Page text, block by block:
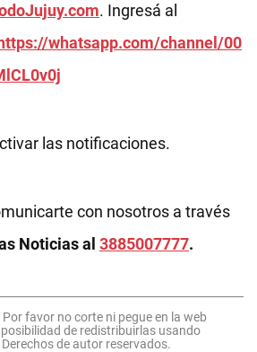
. Ingresá al
https://whatsapp.com/channel/00
las notificaciones.
con nosotros a través
Noticias al 3885007777.
favor no corte ni pegue en la web
de redistribuirlas usando
de autor reservados.